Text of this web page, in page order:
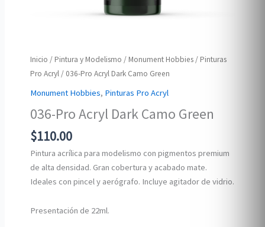
Inicio / Pintura y Modelismo / Monument Hobbies / Pinturas
Pro Acryl / 036-Pro Acryl Dark Camo Green
Monument Hobbies, Pinturas Pro Acryl
036-Pro Acryl Dark Camo Green
$110.00
Pintura acrílica para modelismo con pigmentos premium
de alta densidad. Gran cobertura y acabado mate.
Ideales con pincel y aerógrafo. Incluye agitador de vidrio.
Presentación de 22ml.